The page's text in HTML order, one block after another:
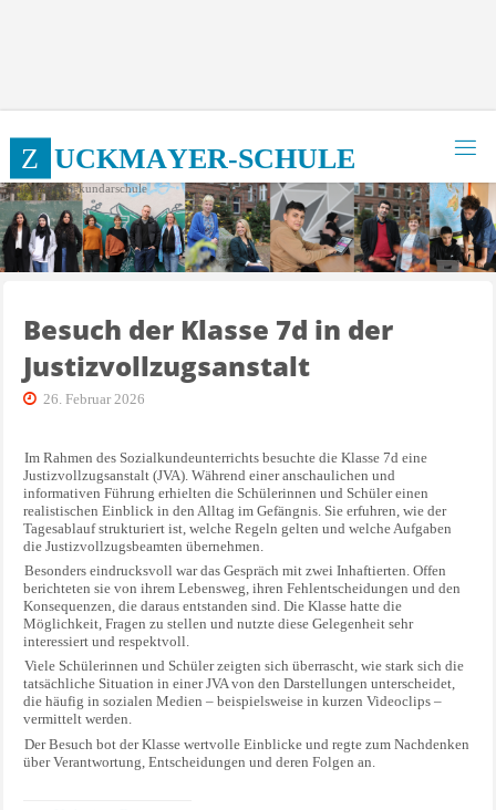
Z UCKMAYER-SCHULE
Integrierte Sekundarschule
Besuch der Klasse 7d in der
Justizvollzugsanstalt
26. Februar 2026
Im Rahmen des Sozialkundeunterrichts besuchte die Klasse 7d eine
Justizvollzugsanstalt (JVA). Während einer anschaulichen und
informativen Führung erhielten die Schülerinnen und Schüler einen
realistischen Einblick in den Alltag im Gefängnis. Sie erfuhren, wie der
Tagesablauf strukturiert ist, welche Regeln gelten und welche Aufgaben
die Justizvollzugsbeamten übernehmen.
Besonders eindrucksvoll war das Gespräch mit zwei Inhaftierten. Offen
berichteten sie von ihrem Lebensweg, ihren Fehlentscheidungen und den
Konsequenzen, die daraus entstanden sind. Die Klasse hatte die
Möglichkeit, Fragen zu stellen und nutzte diese Gelegenheit sehr
interessiert und respektvoll.
Viele Schülerinnen und Schüler zeigten sich überrascht, wie stark sich die
tatsächliche Situation in einer JVA von den Darstellungen unterscheidet,
die häufig in sozialen Medien – beispielsweise in kurzen Videoclips –
vermittelt werden.
Der Besuch bot der Klasse wertvolle Einblicke und regte zum Nachdenken
über Verantwortung, Entscheidungen und deren Folgen an.